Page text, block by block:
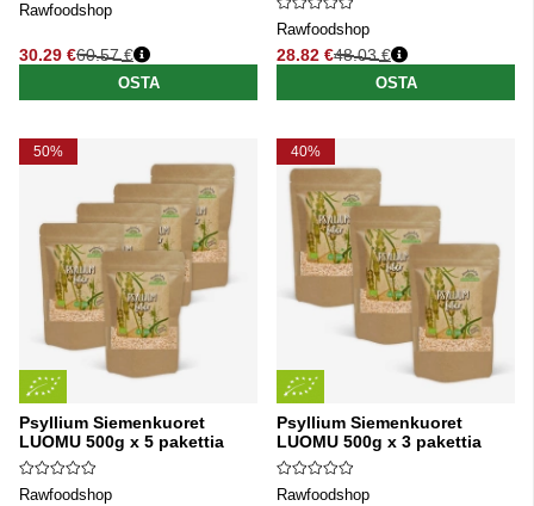
Rawfoodshop
30.29 €
Normaali hinta
60.57 €
OSTA
Rawfoodshop
28.82 €
Normaali hinta
48.03 €
OSTA
50%
Psyllium Siemenkuoret
LUOMU 500g x 5 pakettia
Rawfoodshop
40%
Psyllium Siemenkuoret
LUOMU 500g x 3 pakettia
Rawfoodshop